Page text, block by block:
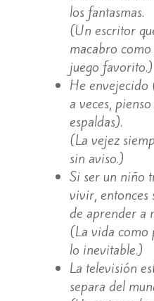
los fantasmas.
(Un escritor
macabro
juego favorito.)
He envejecido
a veces,
espaldas).
(La vejez
sin aviso.)
Si ser un niño
vivir, entonces
de aprender a
(La vida como
lo inevitable.)
La televisión
separa del